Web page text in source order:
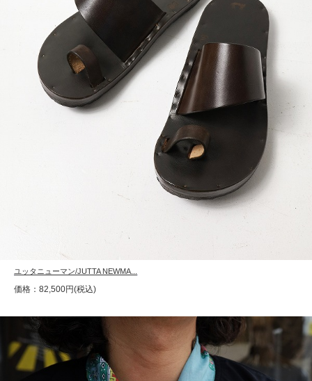
ユッタニューマン/JUTTA NEWMA...
価格：82,500円(税込)